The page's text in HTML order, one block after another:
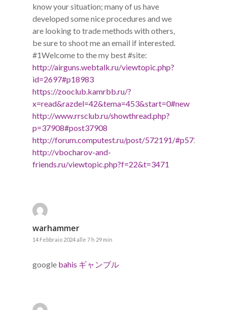
know your situation; many of us have
developed some nice procedures and we
are looking to trade methods with others,
be sure to shoot me an email if interested.
#1Welcome to the my best #site:
http://airguns.webtalk.ru/viewtopic.php?
id=2697#p18983
https://zooclub.kamrbb.ru/?
x=read&razdel=42&tema=453&start=0#new
http://www.rrsclub.ru/showthread.php?
p=37908#post37908
http://forum.computest.ru/post/572191/#p572191
http://vbocharov-and-
friends.ru/viewtopic.php?f=22&t=3471
warhammer
14 Febbraio 2024 alle 7 h 29 min
google bahis ギャンブル